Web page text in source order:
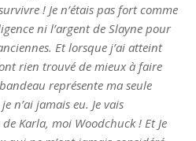
! Je n’étais pas fort comme
ni l’argent de Slayne pour
Et lorsque j’ai atteint
rien trouvé de mieux à faire
représente ma seule
n’ai jamais eu. Je vais
Karla, moi Woodchuck ! Et Je